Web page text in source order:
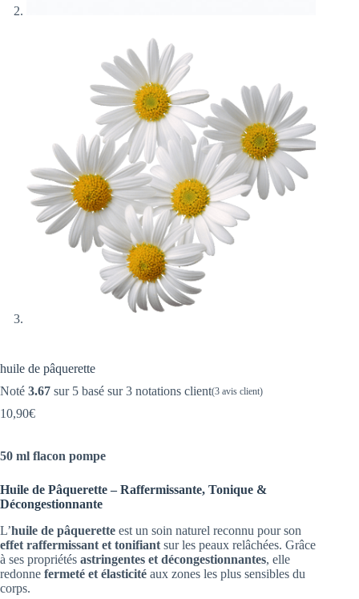
huile de pâquerette
Noté 3.67 sur 5 basé sur3 notations client(3 avis client)
10,90€
50 ml flacon pompe
Huile de Pâquerette – Raffermissante, Tonique &
Décongestionnante
L’huile de pâquerette est un soin naturel reconnu pour son
effet raffermissant et tonifiant sur les peaux relâchées. Grâce
à ses propriétés astringentes et décongestionnantes, elle
redonne fermeté et élasticité aux zones les plus sensibles du
corps.